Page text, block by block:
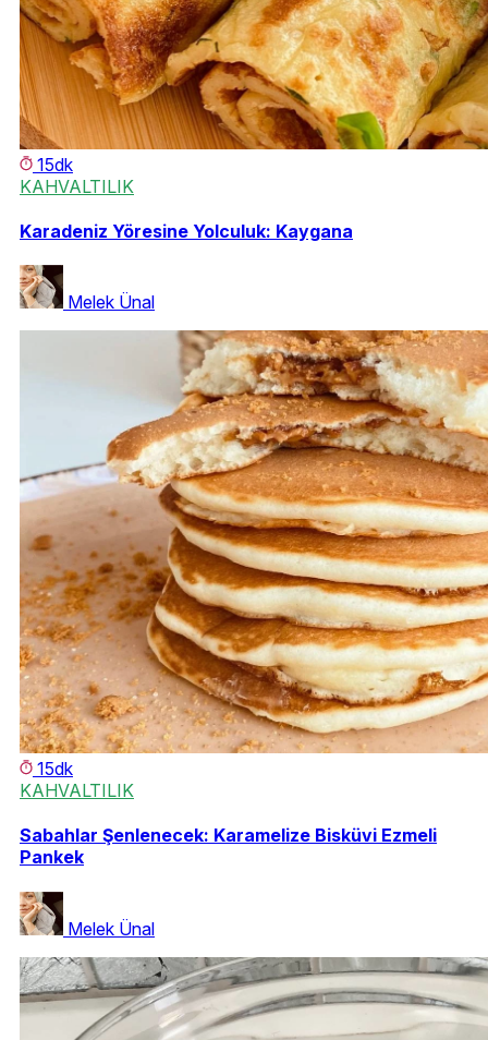
15dk
KAHVALTILIK
Karadeniz Yöresine Yolculuk: Kaygana
Melek Ünal
15dk
KAHVALTILIK
Sabahlar Şenlenecek: Karamelize Bisküvi Ezmeli
Pankek
Melek Ünal